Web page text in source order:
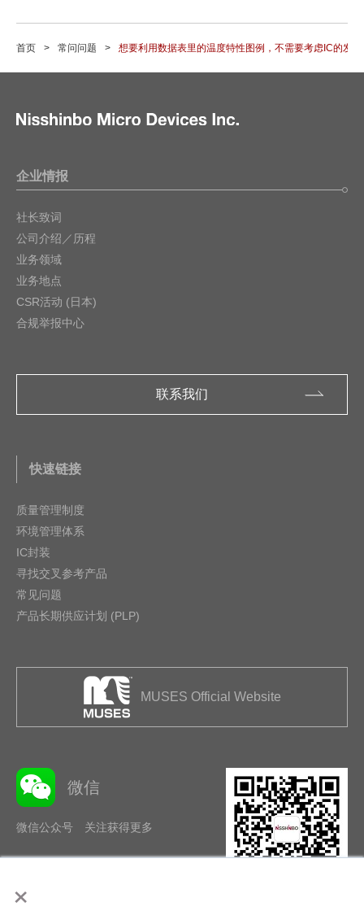
×
首页 常问问题 想要利用数据表里的温度特性图例，不需要考虑IC的发
企业情报
社长致词
公司介绍／历程
业务领域
业务地点
CSR活动 (日本)
合规举报中心
联系我们
快速链接
质量管理制度
环境管理体系
IC封装
寻找交叉参考产品
常见问题
产品长期供应计划 (PLP)
MUSES Official Website
微信
微信公众号 关注获得更多